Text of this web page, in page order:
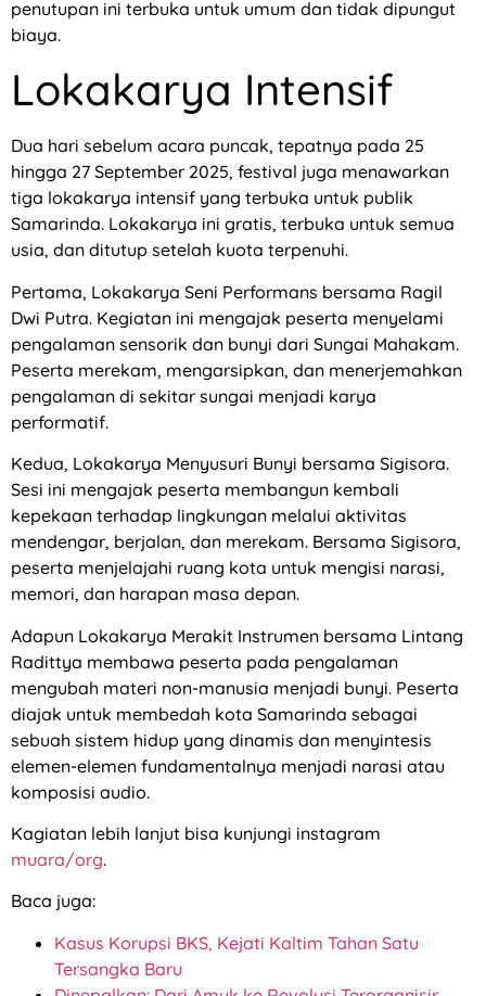
penutupan ini terbuka untuk umum dan tidak dipungut
biaya.
Lokakarya Intensif
Dua hari sebelum acara puncak, tepatnya pada 25
hingga 27 September 2025, festival juga menawarkan
tiga lokakarya intensif yang terbuka untuk publik
Samarinda. Lokakarya ini gratis, terbuka untuk semua
usia, dan ditutup setelah kuota terpenuhi.
Pertama, Lokakarya Seni Performans bersama Ragil
Dwi Putra. Kegiatan ini mengajak peserta menyelami
pengalaman sensorik dan bunyi dari Sungai Mahakam.
Peserta merekam, mengarsipkan, dan menerjemahkan
pengalaman di sekitar sungai menjadi karya
performatif.
Kedua, Lokakarya Menyusuri Bunyi bersama Sigisora.
Sesi ini mengajak peserta membangun kembali
kepekaan terhadap lingkungan melalui aktivitas
mendengar, berjalan, dan merekam. Bersama Sigisora,
peserta menjelajahi ruang kota untuk mengisi narasi,
memori, dan harapan masa depan.
Adapun Lokakarya Merakit Instrumen bersama Lintang
Radittya membawa peserta pada pengalaman
mengubah materi non-manusia menjadi bunyi. Peserta
diajak untuk membedah kota Samarinda sebagai
sebuah sistem hidup yang dinamis dan menyintesis
elemen-elemen fundamentalnya menjadi narasi atau
komposisi audio.
Kagiatan lebih lanjut bisa kunjungi instagram
muara/org.
Baca juga:
Kasus Korupsi BKS, Kejati Kaltim Tahan Satu
Tersangka Baru